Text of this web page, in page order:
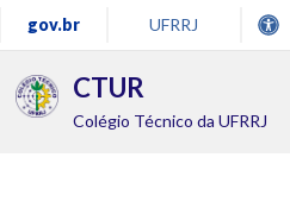
gov.br UFRRJ
CTUR
Colégio Técnico da UFRRJ